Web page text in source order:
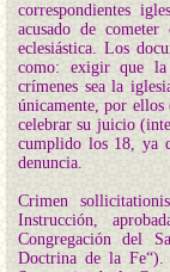
correspondientes
acusado de
eclesiástica. Los
como: exigir que
crímenes sea la
únicamente, por
celebrar su juicio
cumplido los 18, ya
denuncia.
Crimen
Instrucción,
Congregación del
Doctrina de la